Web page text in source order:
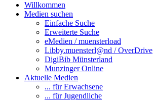
Willkommen
Medien suchen
Einfache Suche
Erweiterte Suche
eMedien / muensterload
Libby.muensterl@nd / OverDrive
DigiBib Münsterland
Munzinger Online
Aktuelle Medien
... für Erwachsene
... für Jugendliche